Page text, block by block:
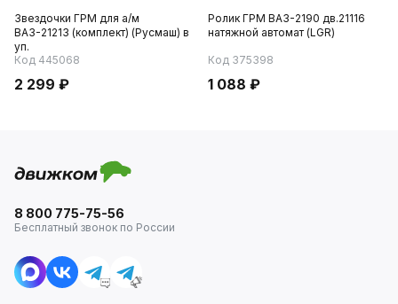
Звездочки ГРМ для а/м
ВАЗ-21213 (комплект) (Русмаш) в
уп.
Код 445068
2 299 ₽
Ролик ГРМ ВАЗ-2190 дв.21116
натяжной автомат (LGR)
Код 375398
1 088 ₽
8 800 775-75-56
Бесплатный звонок по России